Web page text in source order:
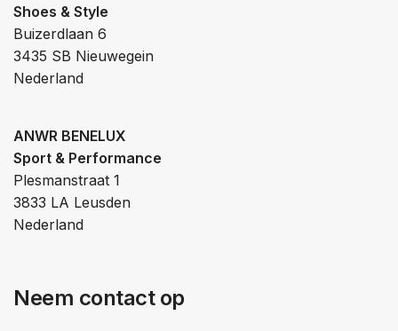
Shoes & Style
Buizerdlaan 6
3435 SB Nieuwegein
Nederland
ANWR BENELUX
Sport & Performance
Plesmanstraat 1
3833 LA Leusden
Nederland
Neem contact op